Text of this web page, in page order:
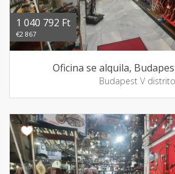
1 040 792 Ft
€2 867
Oficina se alquila,
Budapest V distrito